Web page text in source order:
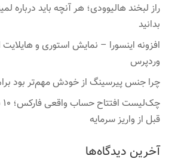
راز لبخند هالیوودی؛ هر آنچه باید درباره
بدانید
افزونه اینسورا – نمایش استوری و هایلایت
وردپرس
چرا جنس پیرسینگ از خودش مهم‌تر بود
قبل از واریز سرمایه
آخرین دیدگاه‌ها